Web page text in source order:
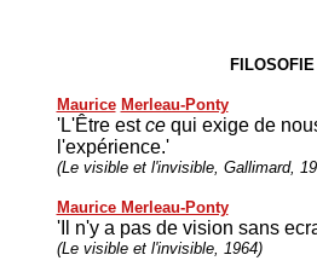
Maurice Merleau-Ponty
'L'Être estce qui exige de
l'expérience.'
(Le visible et l'invisible, Gallimard,
Maurice Merleau-Ponty
'Il n'y a pas de vision sans
(Le visible et l'invisible, 1964)